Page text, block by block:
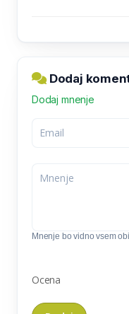
Dodaj
Dodaj mnenje
Mnenje bo vidno vsem
Ocena